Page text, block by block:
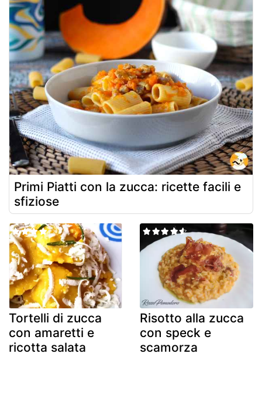
Primi Piatti con la zucca: ricette facili e
sfiziose
Tortelli di zucca
con amaretti e
ricotta salata
Risotto alla zucca
con speck e
scamorza